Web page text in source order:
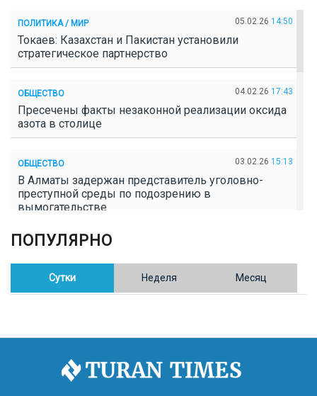
ПОЛИТИКА / МИР 05.02.26 14:50
Токаев: Казахстан и Пакистан установили
стратегическое партнерство
ОБЩЕСТВО 04.02.26 17:43
Пресечены факты незаконной реализации оксида
азота в столице
ОБЩЕСТВО 03.02.26 15:13
В Алматы задержан представитель уголовно-
преступной среды по подозрению в
вымогательстве
ОБЩЕСТВО
Полицейские пресекли незаконное выращивание
конопли в Таразе
Казахстан возглавил Договор о зоне, свободной от
ПОПУЛЯРНО
Сутки Неделя Месяц